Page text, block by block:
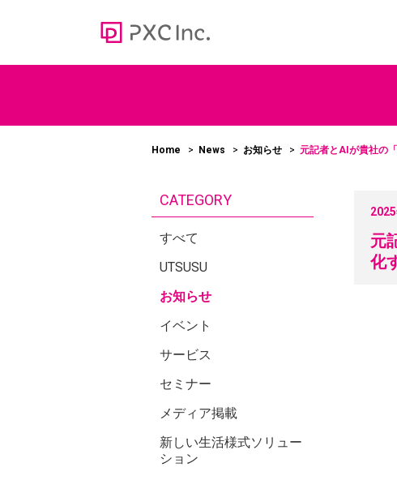
＞かあなた
ューション
Home News お知らせ 元記者とAIが貴社の
元
化
CATEGORY
すべて
UTSUSU
お知らせ
イベント
サービス
セミナー
メディア掲載
新しい生活様式ソリュー
ション